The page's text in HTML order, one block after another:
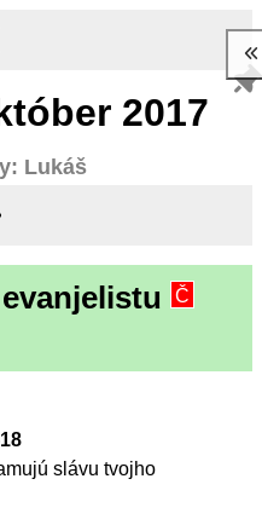
2017
Lukáš
Č
slávu tvojho